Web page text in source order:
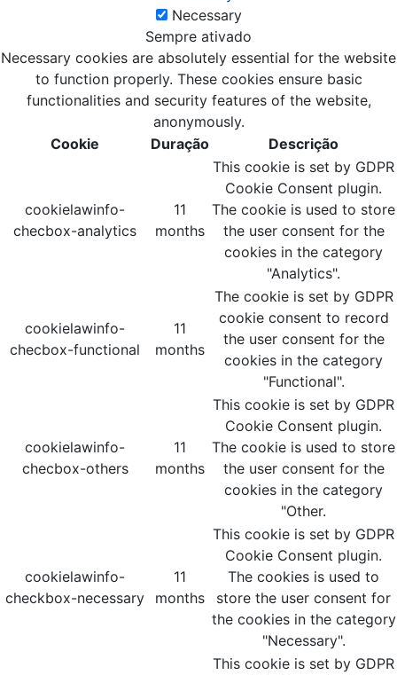
Necessary
Sempre ativado
Necessary cookies are absolutely essential for the website
to function properly. These cookies ensure basic
functionalities and security features of the website,
anonymously.
Cookie
Duração Descrição
cookielawinfo-
checbox-analytics
11
months
This cookie is set by GDPR
Cookie Consent plugin.
The cookie is used to store
the user consent for the
cookies in the category
"Analytics".
cookielawinfo-
checbox-functional
11
months
The cookie is set by GDPR
cookie consent to record
the user consent for the
cookies in the category
"Functional".
cookielawinfo-
checbox-others
11
months
This cookie is set by GDPR
Cookie Consent plugin.
The cookie is used to store
the user consent for the
cookies in the category
"Other.
cookielawinfo-
checkbox-necessary
11
months
This cookie is set by GDPR
Cookie Consent plugin.
The cookies is used to
store the user consent for
the cookies in the category
"Necessary".
This cookie is set by GDPR